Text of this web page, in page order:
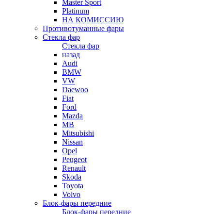
Master Sport
Platinum
НА КОМИССИЮ
Противотуманные фары
Стекла фар
Стекла фар
назад
Audi
BMW
VW
Daewoo
Fiat
Ford
Mazda
MB
Mitsubishi
Nissan
Opel
Peugeot
Renault
Skoda
Toyota
Volvo
Блок-фары передние
Блок-фары передние